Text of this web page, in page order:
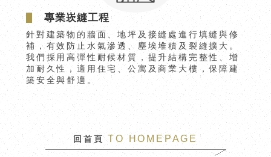
專業崁縫工程
針對建築物的牆面、地坪及接縫處進行填縫與修
補，有效防止水氣滲透、塵埃堆積及裂縫擴大。
我們採用高彈性耐候材質，提升結構完整性、增
加耐久性，適用住宅、公寓及商業大樓，保障建
築安全與舒適。
回首頁TO HOMEPAGE